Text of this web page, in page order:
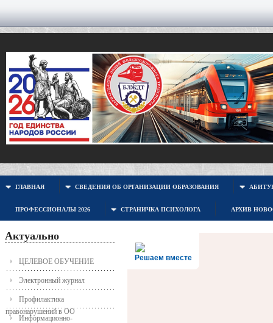
ГЛАВНАЯ СВЕДЕНИЯ ОБ ОРГАНИЗАЦИИ ОБРАЗОВАНИЯ
ПРОФЕССИОНАЛЫ 2026 СТРАНИЧКА ПСИХОЛОГА АРХИВ
Актуально
ЦЕЛЕВОЕ ОБУЧЕНИЕ
Электронный журнал
Профилактика
правонарушений в ОО
Информационно-
Решаем вместе